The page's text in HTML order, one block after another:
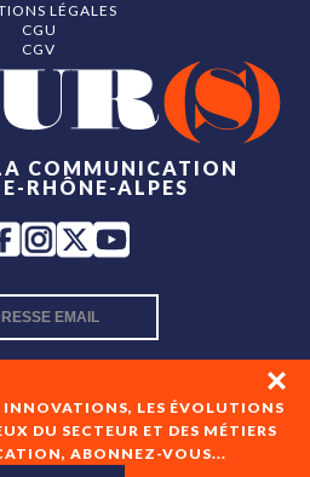
INNOVATIONS, LES ÉVOLUTIONS
DU SECTEUR ET DES MÉTIERS
ABONNEZ-VOUS...
COMMUNICATION
RHÔNE-ALPES
consens à recevoir les newsletters
LÉGALES
CGU
CGV